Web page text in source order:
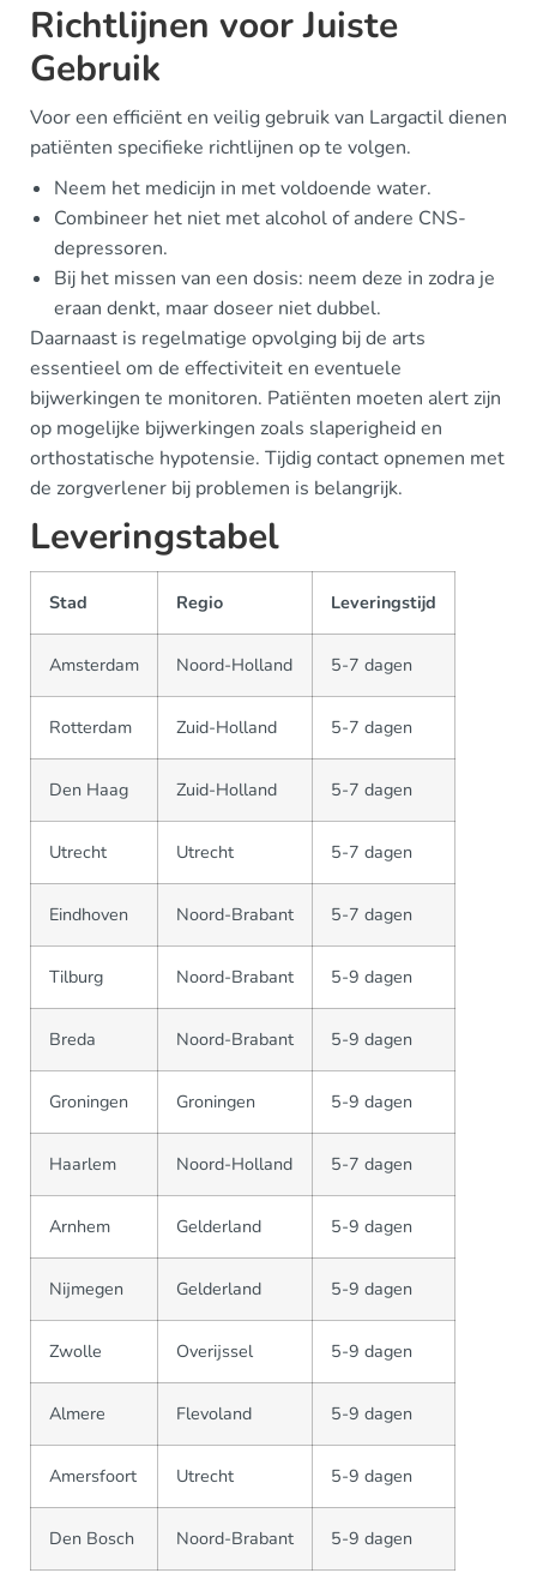
Richtlijnen voor Juiste
Gebruik
Voor een efficiënt en veilig gebruik van Largactil dienen
patiënten specifieke richtlijnen op te volgen.
Neem het medicijn in met voldoende water.
Combineer het niet met alcohol of andere CNS-
depressoren.
Bij het missen van een dosis: neem deze in zodra je
eraan denkt, maar doseer niet dubbel.
Daarnaast is regelmatige opvolging bij de arts
essentieel om de effectiviteit en eventuele
bijwerkingen te monitoren. Patiënten moeten alert zijn
op mogelijke bijwerkingen zoals slaperigheid en
orthostatische hypotensie. Tijdig contact opnemen met
de zorgverlener bij problemen is belangrijk.
Leveringstabel
Stad Regio Leveringstijd
Amsterdam Noord-Holland 5-7 dagen
Rotterdam Zuid-Holland 5-7 dagen
Den Haag Zuid-Holland 5-7 dagen
Utrecht Utrecht 5-7 dagen
Eindhoven Noord-Brabant 5-7 dagen
Tilburg Noord-Brabant 5-9 dagen
Breda Noord-Brabant 5-9 dagen
Groningen Groningen 5-9 dagen
Haarlem Noord-Holland 5-7 dagen
Arnhem Gelderland 5-9 dagen
Nijmegen Gelderland 5-9 dagen
Zwolle Overijssel 5-9 dagen
Almere Flevoland 5-9 dagen
Amersfoort Utrecht 5-9 dagen
Den Bosch Noord-Brabant 5-9 dagen